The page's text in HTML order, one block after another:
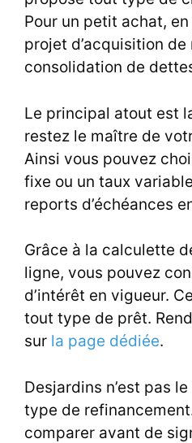
Pour un petit achat,
projet d’acquisition
consolidation de
Le principal atout est
restez le maître de
Ainsi vous pouvez
fixe ou un taux
reports d’échéances
Grâce à la calculette
ligne, vous pouvez
d’intérêt en vigueur.
tout type de prêt.
sur la page dédiée.
Desjardins n’est pas
type de
comparer avant de